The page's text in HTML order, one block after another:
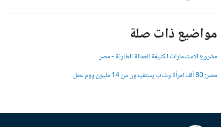
مواضيع ذات صلة
مشروع الاستثمارات الكثيفة العمالة الطارئة - مصر
مصر: 80 ألف امرأة وشاب يستفيدون من 14 مليون يوم عمل